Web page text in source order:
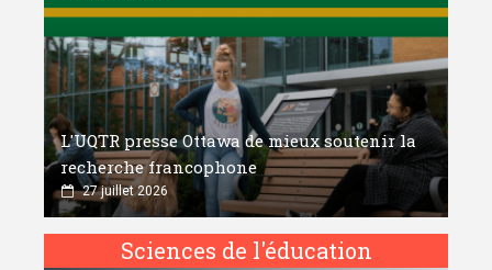
L'UQTR presse Ottawa de mieux soutenir la
recherche francophone
27 juillet 2026
Sciences de l'éducation